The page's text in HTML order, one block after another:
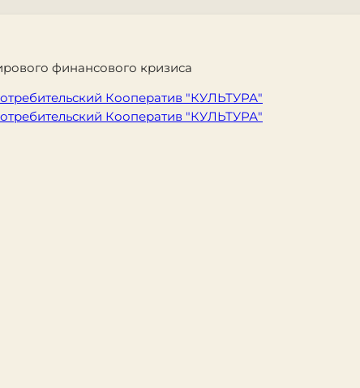
финансового кризиса
Кооператив "КУЛЬТУРА"
Кооператив "КУЛЬТУРА"